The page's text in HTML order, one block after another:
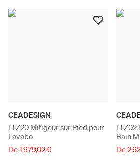
CEADESIGN
LTZ20 Mitigeur sur Pied pour
Lavabo
De 1 979,02 €
LTZ02
Bain
De 2